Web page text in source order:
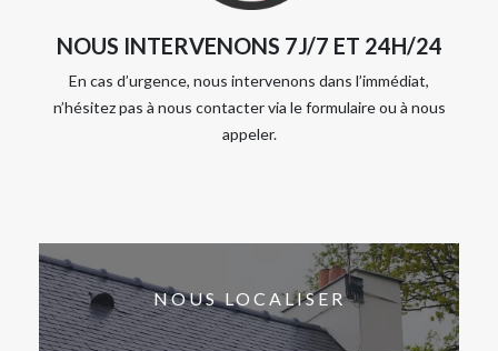
NOUS INTERVENONS 7J/7 ET 24H/24
En cas d’urgence, nous intervenons dans l’immédiat,
n’hésitez pas à nous contacter via le formulaire ou à nous
appeler.
NOUS LOCALISER